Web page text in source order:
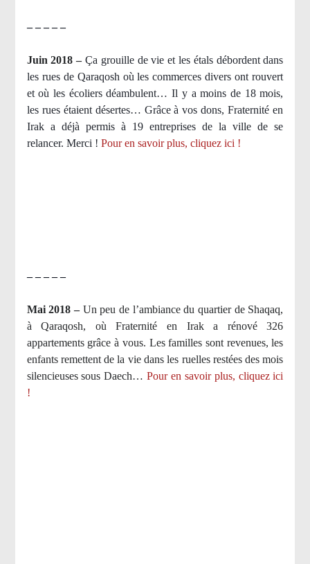
– – – – –
Juin 2018 – Ça grouille de vie et les étals débordent dans
les rues de Qaraqosh où les commerces divers ont rouvert
et où les écoliers déambulent… Il y a moins de 18 mois,
les rues étaient désertes… Grâce à vos dons, Fraternité en
Irak a déjà permis à 19 entreprises de la ville de se
relancer. Merci ! Pour en savoir plus, cliquez ici !
– – – – –
Mai 2018 – Un peu de l’ambiance du quartier de Shaqaq,
à Qaraqosh, où Fraternité en Irak a rénové 326
appartements grâce à vous. Les familles sont revenues, les
enfants remettent de la vie dans les ruelles restées des mois
silencieuses sous Daech… Pour en savoir plus, cliquez ici
!